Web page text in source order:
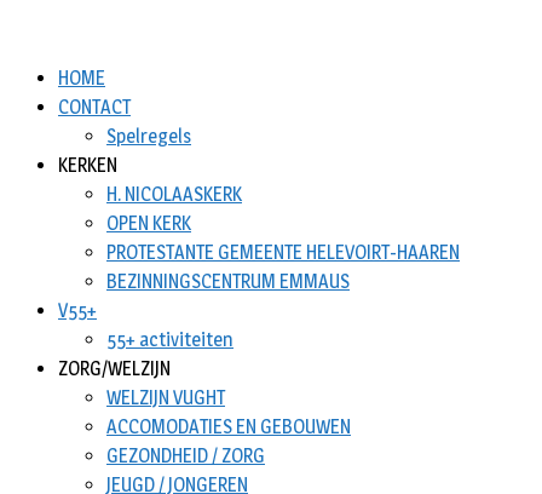
HOME
CONTACT
Spelregels
KERKEN
H. NICOLAASKERK
OPEN KERK
PROTESTANTE GEMEENTE HELEVOIRT-HAAREN
BEZINNINGSCENTRUM EMMAUS
V55+
55+ activiteiten
ZORG/WELZIJN
WELZIJN VUGHT
ACCOMODATIES EN GEBOUWEN
GEZONDHEID / ZORG
JEUGD / JONGEREN